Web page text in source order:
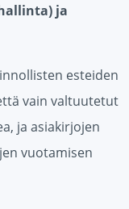
ja
esteiden
vain valtuutetut
ja asiakirjojen
vuotamisen